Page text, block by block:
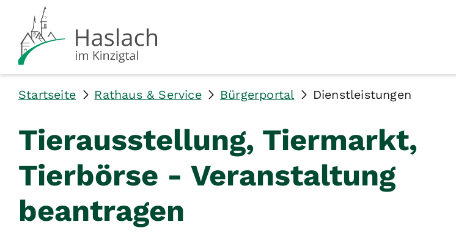
Startseite Rathaus & Service Bürgerportal Dienstleistungen
Tierausstellung, Tiermarkt,
Tierbörse - Veranstaltung
beantragen